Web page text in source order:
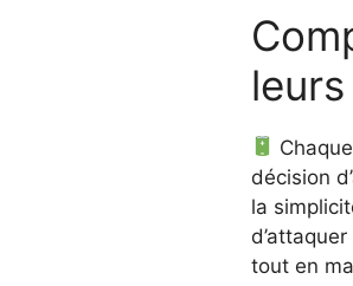
décision
la
tout en